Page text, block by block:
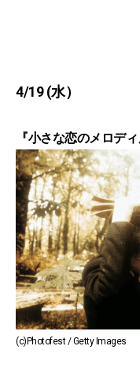
4/19 (水）
『小さな恋のメロデ
(c)Photofest / Getty Images